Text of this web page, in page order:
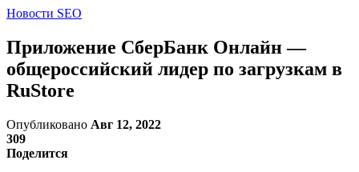
Новости SEO
Приложение СберБанк Онлайн —
общероссийский лидер по загрузкам в
RuStore
Опубликовано Авг 12, 2022
309
Поделится